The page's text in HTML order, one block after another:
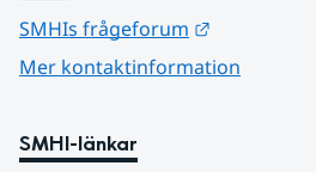
SMHIs frågeforum
Mer kontaktinformation
SMHI-länkar